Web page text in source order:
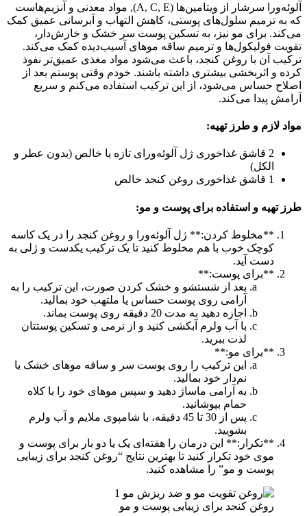
آلوئه‌ورا سرشار از ویتامین‌ها (A, C, E), مواد معدنی و آنزیم‌هاست
که به ترمیم سلول‌های پوستی، کاهش التهاب و آبرسانی عمیق کمک
می‌کند. برای مو نیز، به تسکین پوست سر خشک و خارش‌دار،
تقویت فولیکول‌ها و ترمیم ساقه موهای آسیب‌دیده کمک می‌کند.
ترکیب آن با روغن کنجد، باعث می‌شود مواد مغذی عمیق‌تر نفوذ
کرده و اثربخشی بیشتری داشته باشند. خودم وقتی پوستم بعد از
اصلاح حساس می‌شود، از این ترکیب استفاده می‌کنم و سریع
آرامش پیدا می‌کند.
مواد لازم و طرز تهیه:
2 قاشق غذاخوری ژل آلوئه‌ورای تازه یا خالص (بدون عطر و
الکل)
1 قاشق غذاخوری روغن کنجد خالص
طرز تهیه و استفاده برای پوست و مو:
**مخلوط کردن:** ژل آلوئه‌ورا و روغن کنجد را در یک کاسه
کوچک خوب با هم مخلوط کنید تا یک ترکیب یکدست و ژلی به
دست آید.
**برای پوست:**
بعد از شستشو و خشک کردن صورت، این ترکیب را به
آرامی روی پوست حساس یا ملتهب خود بمالید.
اجازه دهید به مدت 20 دقیقه روی پوست بماند.
با آب ولرم آبکشی کنید و از نرمی و تسکین پوستتان
لذت ببرید.
**برای مو:**
این ترکیب را روی پوست سر و ساقه موهای خشک یا
نم‌دار خود بمالید.
به آرامی ماساژ دهید و سپس موهای خود را با کلاه
حمام بپوشانید.
پس از 30 تا 45 دقیقه، با شامپوی ملایم و آب ولرم
بشویید.
**تکرار:** این درمان را هفته‌ای یک یا دو بار برای پوست و
موی خود تکرار کنید تا بهترین نتایج “روغن کنجد برای زیبایی
پوست و مو” را مشاهده کنید.
روغن کنجد برای زیبایی پوست و مو